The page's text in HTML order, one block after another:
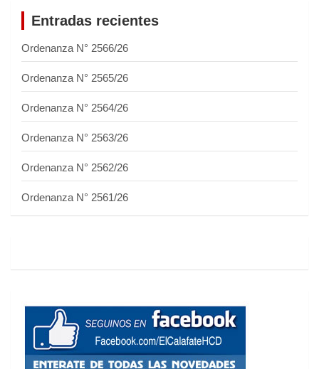
Entradas recientes
Ordenanza N° 2566/26
Ordenanza N° 2565/26
Ordenanza N° 2564/26
Ordenanza N° 2563/26
Ordenanza N° 2562/26
Ordenanza N° 2561/26